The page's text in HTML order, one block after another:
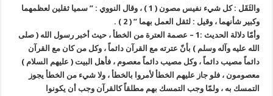
والثَقَل : كل شيء نفيس مصون ( 1 ) ، وقال النووي : ” سميا ثقلين لعظمهما
وكبير شأنهما ، وقيل : لثقل العمل بهما ” ( 2 ) .
وأمّا دلالة الحديث :1 – عصمة العترة من الخطأ ، حيث أخبر رسول الله ( صلى
الله عليه وآله وسلم ) بأنّ عترته مع القرآن دائماً ، وكل من كان مع القرآن
دائماً مصيب دائماً ، وكل مصيب دائماً معصوم ، فأهل البيت ( عليهم السلام )
معصومون ، فلو جاز عليهم الخطأ لأمروا بالخطأ ، ولا شيء من الخطأ يجوز
التمسك به ، ولمّا وجب التمسك بهم مطلقاً كالقرآن وجب أن يكونوا